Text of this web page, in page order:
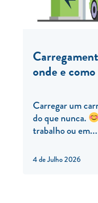
4 de Julho 2026
onde e
Carregar um
do que nunca.
trabalho ou em...